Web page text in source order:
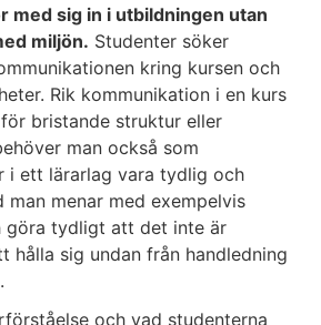
med sig in i utbildningen utan
miljön. Studenter söker
kring kursen och
Rik kommunikation i en kurs
bristande struktur eller
man också som
i ett lärarlag vara tydlig och
menar med exempelvis
göra tydligt att det inte är
hålla sig undan från handledning
och vad studenterna